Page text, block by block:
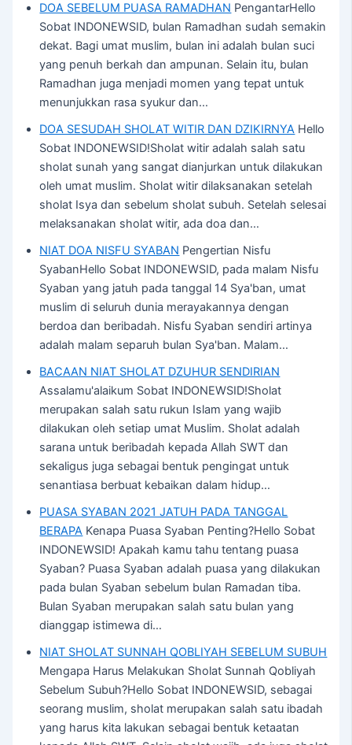
DOA SEBELUM PUASA RAMADHAN PengantarHello
Sobat INDONEWSID, bulan Ramadhan sudah semakin
dekat. Bagi umat muslim, bulan ini adalah bulan suci
yang penuh berkah dan ampunan. Selain itu, bulan
Ramadhan juga menjadi momen yang tepat untuk
menunjukkan rasa syukur dan…
DOA SESUDAH SHOLAT WITIR DAN DZIKIRNYA Hello
Sobat INDONEWSID!Sholat witir adalah salah satu
sholat sunah yang sangat dianjurkan untuk dilakukan
oleh umat muslim. Sholat witir dilaksanakan setelah
sholat Isya dan sebelum sholat subuh. Setelah selesai
melaksanakan sholat witir, ada doa dan…
NIAT DOA NISFU SYABAN Pengertian Nisfu
SyabanHello Sobat INDONEWSID, pada malam Nisfu
Syaban yang jatuh pada tanggal 14 Sya'ban, umat
muslim di seluruh dunia merayakannya dengan
berdoa dan beribadah. Nisfu Syaban sendiri artinya
adalah malam separuh bulan Sya'ban. Malam…
BACAAN NIAT SHOLAT DZUHUR SENDIRIAN
Assalamu'alaikum Sobat INDONEWSID!Sholat
merupakan salah satu rukun Islam yang wajib
dilakukan oleh setiap umat Muslim. Sholat adalah
sarana untuk beribadah kepada Allah SWT dan
sekaligus juga sebagai bentuk pengingat untuk
senantiasa berbuat kebaikan dalam hidup…
PUASA SYABAN 2021 JATUH PADA TANGGAL
BERAPA Kenapa Puasa Syaban Penting?Hello Sobat
INDONEWSID! Apakah kamu tahu tentang puasa
Syaban? Puasa Syaban adalah puasa yang dilakukan
pada bulan Syaban sebelum bulan Ramadan tiba.
Bulan Syaban merupakan salah satu bulan yang
dianggap istimewa di…
NIAT SHOLAT SUNNAH QOBLIYAH SEBELUM SUBUH
Mengapa Harus Melakukan Sholat Sunnah Qobliyah
Sebelum Subuh?Hello Sobat INDONEWSID, sebagai
seorang muslim, sholat merupakan salah satu ibadah
yang harus kita lakukan sebagai bentuk ketaatan